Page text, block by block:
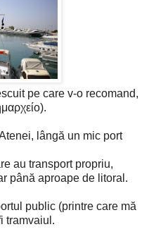
pe care v-o recomand,
lângă un mic port
au transport propriu,
până aproape de litoral.
public (printre care mă
tramvaiul.